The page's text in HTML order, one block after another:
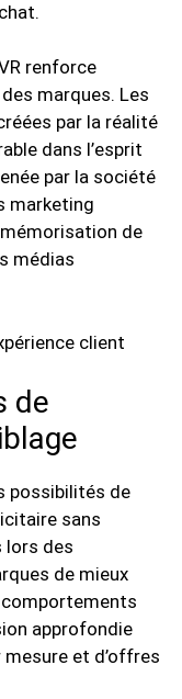
renforce
marques. Les
par la réalité
dans l’esprit
par la société
marketing
de
médias
de
possibilités de
sans
lors des
de mieux
approfondie
et d’offres